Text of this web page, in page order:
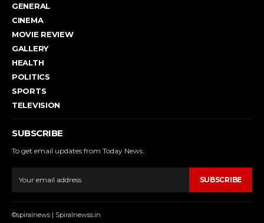
GENERAL
CINEMA
MOVIE REVIEW
GALLERY
HEALTH
POLITICS
SPORTS
TELEVISION
SUBSCRIBE
To get email updates from Today News.
SUBSCRIBE
©spiralnews | Spiralnewss.in